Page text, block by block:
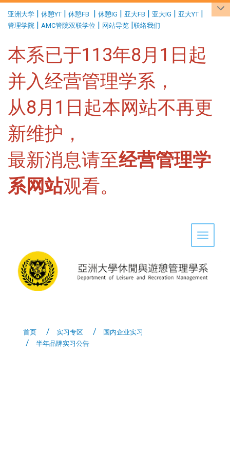
亚洲大学 | 休憩YT | 休憩FB | 休憩IG | 亚大FB | 亚大IG | 亚大YT |
管理学院 | AMC管院双联学位 | 网站导览 |联络我们
本系已于113年8月1日起
并入经营管理学系，
从8月1日起本网站不再更
新维护，
最新消息请至经营管理学
系网站观看。
Toggle
首页 实习专区
国内企业实习
半年品牌实习公告